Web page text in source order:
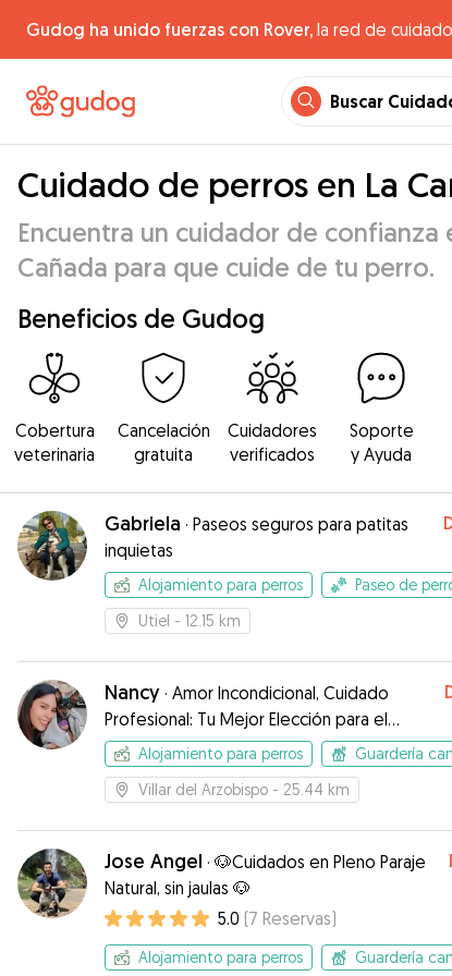
Gudog ha unido fuerzas con Rover, la red de
Buscar
Cuidado de perros en La
Encuentra un cuidador de confianza
Cañada para que cuide de tu perro.
Beneficios de Gudog
Cobertura
veterinaria
Cancelación
gratuita
Cuidadores
verificados
Soporte
y Ayuda
Gabriela · Paseos seguros para patitas
inquietas
Alojamiento para perros
Paseo de
Utiel - 12.15 km
Nancy · Amor Incondicional, Cuidado
Profesional: Tu Mejor Elección para el
Bienestar Animal
Alojamiento para perros
Guardería
Villar del Arzobispo - 25.44 km
Jose Angel · 🐶Cuidados en Pleno Paraje
Natural, sin jaulas 🐶
5.0 (7 Reservas)
Alojamiento para perros
Guardería